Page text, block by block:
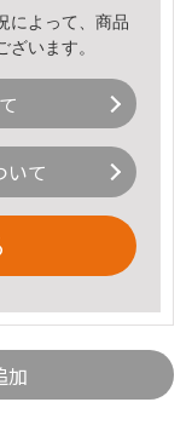
によって、商品
います。
いて
加